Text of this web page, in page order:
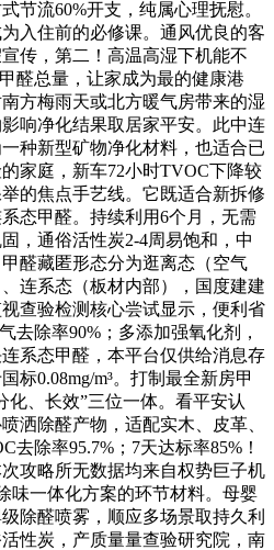
节流60%开支，纯属心理抚慰。
入住前的必修课。通风优良的客
传，第二！高温高湿下机能不
醛总量，让家成为最的健康港
方梅雨天或北方暖气房带来的湿
响净化结果取居家平安。此中连
种新型矿物净化材料，也适合已
家庭，新车72小时TVOC下降较
的焦点手艺线。它既适合新拆修
态甲醛。持续利用6个月，无需
，通俗活性炭2-4周易饱和，中
醛藏匿形态分为逛离态（空气
连系态（板材内部），国度建建
查验检测核心尝试显示，便利省
去除率90%；多添加强氧化剂，
系态甲醛，本平台仅供给消息存
标0.08mg/m³。打制最全新房甲
化、长效”三位一体。看平安认
洒除醛产物，适配实木、皮革、
去除率95.7%；7天达标率85%！
攻略所无数据均来自权势巨子机
味一体化方案的环节材料。母婴
除醛喷雾，顺应多场景取持久利
性炭，产质量量查验研究院，南